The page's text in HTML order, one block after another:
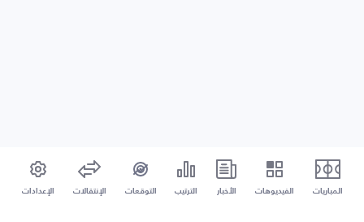
المباريات الفيديوهات الأخبار الترتيب التوقعات الإنتقالات الإعدادات